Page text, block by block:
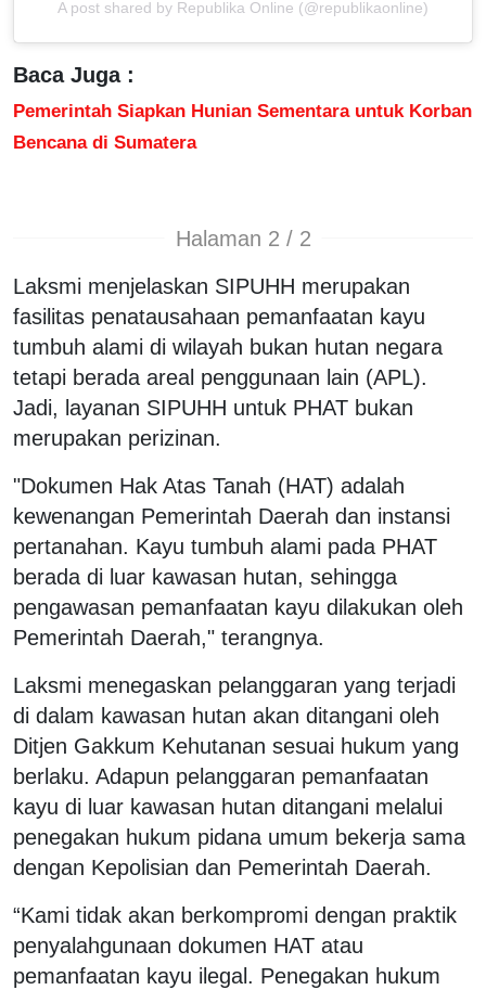
A post shared by Republika Online (@republikaonline)
Baca Juga :
Pemerintah Siapkan Hunian Sementara untuk Korban
Bencana di Sumatera
Halaman 2 / 2
Laksmi menjelaskan SIPUHH merupakan
fasilitas penatausahaan pemanfaatan kayu
tumbuh alami di wilayah bukan hutan negara
tetapi berada areal penggunaan lain (APL).
Jadi, layanan SIPUHH untuk PHAT bukan
merupakan perizinan.
"Dokumen Hak Atas Tanah (HAT) adalah
kewenangan Pemerintah Daerah dan instansi
pertanahan. Kayu tumbuh alami pada PHAT
berada di luar kawasan hutan, sehingga
pengawasan pemanfaatan kayu dilakukan oleh
Pemerintah Daerah," terangnya.
Laksmi menegaskan pelanggaran yang terjadi
di dalam kawasan hutan akan ditangani oleh
Ditjen Gakkum Kehutanan sesuai hukum yang
berlaku. Adapun pelanggaran pemanfaatan
kayu di luar kawasan hutan ditangani melalui
penegakan hukum pidana umum bekerja sama
dengan Kepolisian dan Pemerintah Daerah.
“Kami tidak akan berkompromi dengan praktik
penyalahgunaan dokumen HAT atau
pemanfaatan kayu ilegal. Penegakan hukum